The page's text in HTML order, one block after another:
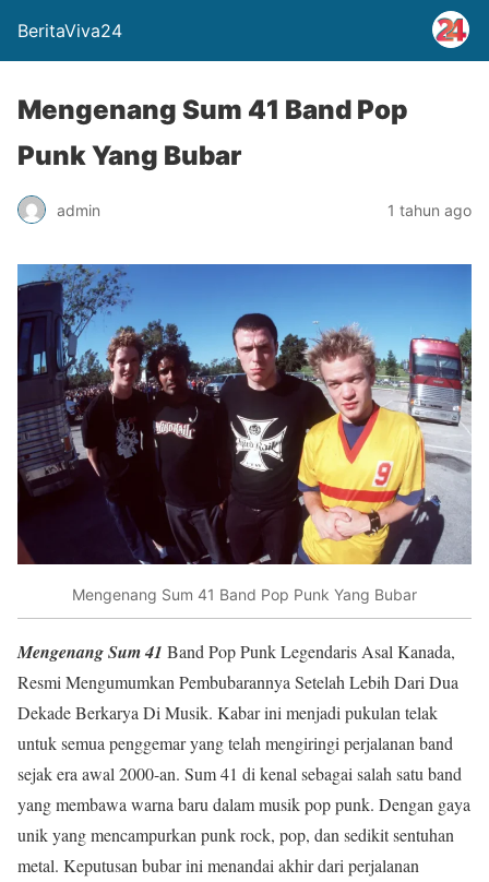
BeritaViva24
Mengenang Sum 41 Band Pop
Punk Yang Bubar
admin 1 tahun ago
Mengenang Sum 41 Band Pop Punk Yang Bubar
Mengenang Sum 41 Band Pop Punk Legendaris Asal Kanada,
Resmi Mengumumkan Pembubarannya Setelah Lebih Dari Dua
Dekade Berkarya Di Musik. Kabar ini menjadi pukulan telak
untuk semua penggemar yang telah mengiringi perjalanan band
sejak era awal 2000-an. Sum 41 di kenal sebagai salah satu band
yang membawa warna baru dalam musik pop punk. Dengan gaya
unik yang mencampurkan punk rock, pop, dan sedikit sentuhan
metal. Keputusan bubar ini menandai akhir dari perjalanan